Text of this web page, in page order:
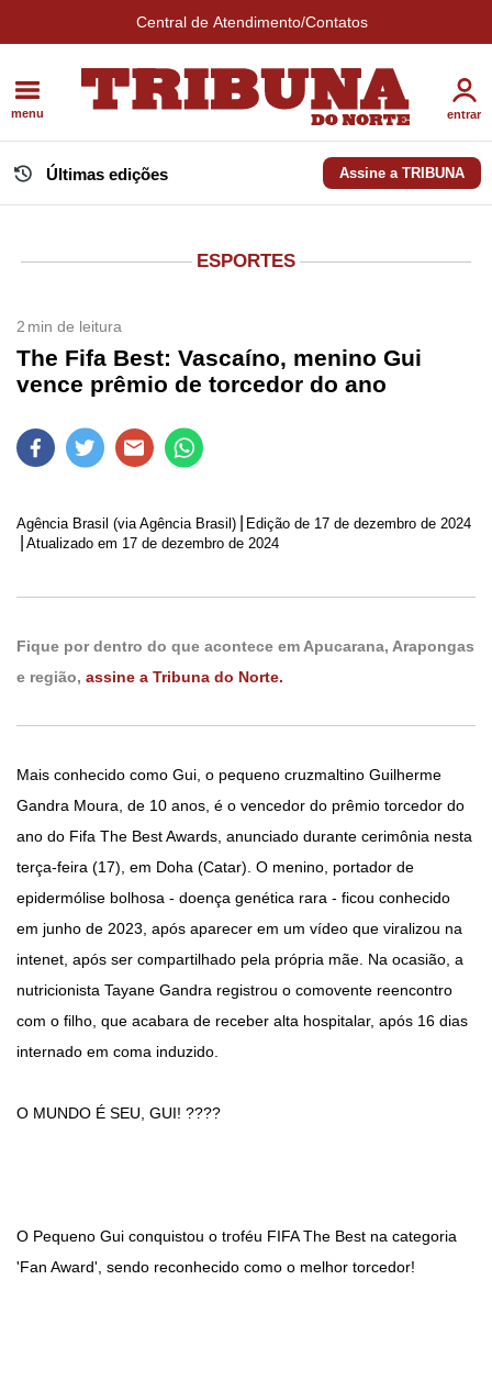
Central de Atendimento/Contatos
menu entrar
Últimas edições Assine a TRIBUNA
ESPORTES
2 min de leitura
The Fifa Best: Vascaíno, menino Gui
vence prêmio de torcedor do ano
Agência Brasil (via Agência Brasil) Edição de 17 de dezembro de 2024
Atualizado em 17 de dezembro de 2024
Fique por dentro do que acontece em Apucarana, Arapongas
e região, assine a Tribuna do Norte.
Mais conhecido como Gui, o pequeno cruzmaltino Guilherme
Gandra Moura, de 10 anos, é o vencedor do prêmio torcedor do
ano do Fifa The Best Awards, anunciado durante cerimônia nesta
terça-feira (17), em Doha (Catar). O menino, portador de
epidermólise bolhosa - doença genética rara - ficou conhecido
em junho de 2023, após aparecer em um vídeo que viralizou na
intenet, após ser compartilhado pela própria mãe. Na ocasião, a
nutricionista Tayane Gandra registrou o comovente reencontro
com o filho, que acabara de receber alta hospitalar, após 16 dias
internado em coma induzido.
O MUNDO É SEU, GUI! ????
O Pequeno Gui conquistou o troféu FIFA The Best na categoria
'Fan Award', sendo reconhecido como o melhor torcedor!